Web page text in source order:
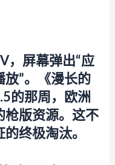
，屏幕弹出“应
放”。《漫长的
的那周，欧洲
枪版资源。这不
终极淘汰。